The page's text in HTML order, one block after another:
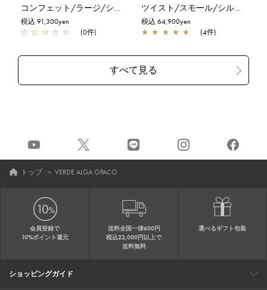
コンフェット/ラージ/シルバーゴールド
税込 91,300yen
☆ ☆ ☆ ☆ ☆ (0件)
ツイスト/スモール/シルバー
税込 64,900yen
★ ★ ★ ★ ★ (4件)
トップ ＞ VERDE ALGA OPACO
会員登録で
10%ポイント還元
送料全国一律600円
税込22,000円以上で
送料無料
選べるギフト包装
ショッピングガイド